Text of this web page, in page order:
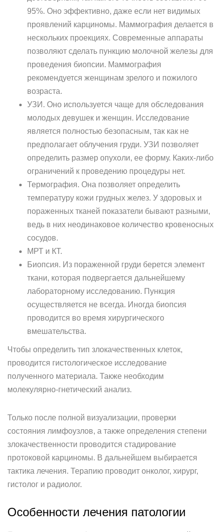
95%. Оно эффективно, даже если нет видимых
проявлений карциномы. Маммография делается в
нескольких проекциях. Современные аппараты
позволяют сделать пункцию молочной железы для
проведения биопсии. Маммография
рекомендуется женщинам зрелого и пожилого
возраста.
УЗИ. Оно используется чаще для обследования
молодых девушек и женщин. Исследование
является полностью безопасным, так как не
предполагает облучения груди. УЗИ позволяет
определить размер опухоли, ее форму. Каких-либо
ограничений к проведению процедуры нет.
Термография. Она позволяет определить
температуру кожи грудных желез. У здоровых и
пораженных тканей показатели бывают разными,
ведь в них неодинаковое количество кровеносных
сосудов.
МРТ и КТ.
Биопсия. Из пораженной груди берется элемент
ткани, которая подвергается дальнейшему
лабораторному исследованию. Пункция
осуществляется не всегда. Иногда биопсия
проводится во время хирургического
вмешательства.
Чтобы определить тип злокачественных клеток,
проводится гистологическое исследование
полученного материала. Также необходим
молекулярно-гнетический анализ.
Только после полной визуализации, проверки
состояния лимфоузлов, а также определения степени
злокачественности проводится стадирование
протоковой карциномы. В дальнейшем выбирается
тактика лечения. Терапию проводит онколог, хирург,
гистолог и радиолог.
Особенности лечения патологии